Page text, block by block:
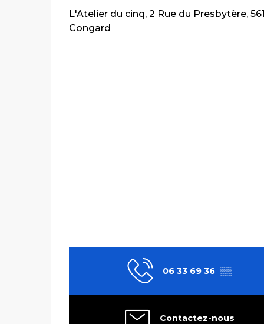
L'Atelier du cinq, 2 Rue du Presbytère,
Congard
06 33 69 36 ▒▒
Contactez-nous